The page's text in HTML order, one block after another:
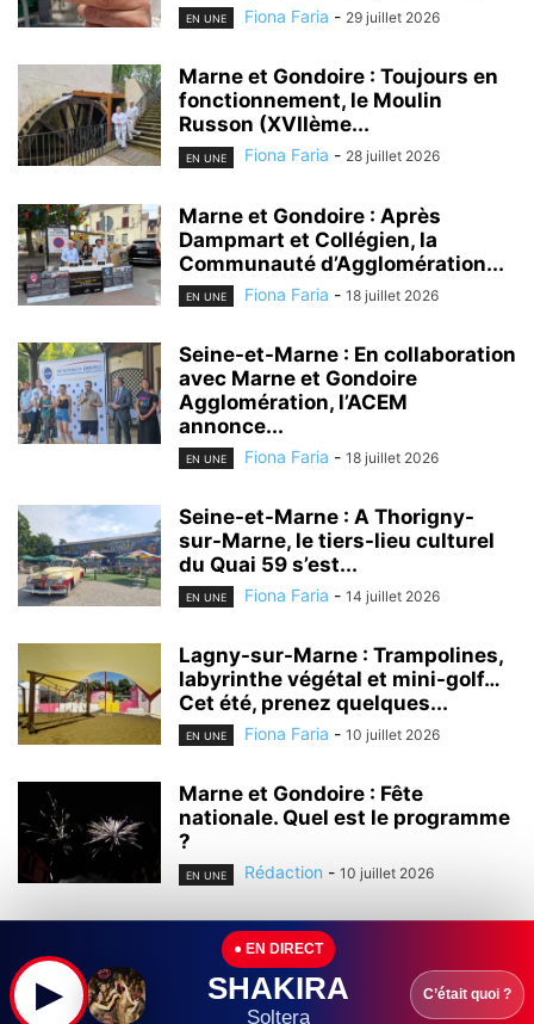
EN UNE Fiona Faria - 29 juillet 2026
Marne et Gondoire : Toujours en
fonctionnement, le Moulin
Russon (XVIIème...
EN UNE Fiona Faria - 28 juillet 2026
Marne et Gondoire : Après
Dampmart et Collégien, la
Communauté d’Agglomération...
EN UNE Fiona Faria - 18 juillet 2026
Seine-et-Marne : En collaboration
avec Marne et Gondoire
Agglomération, l’ACEM
annonce...
EN UNE Fiona Faria - 18 juillet 2026
Seine-et-Marne : A Thorigny-
sur-Marne, le tiers-lieu culturel
du Quai 59 s’est...
EN UNE Fiona Faria - 14 juillet 2026
Lagny-sur-Marne : Trampolines,
labyrinthe végétal et mini-golf…
Cet été, prenez quelques...
EN UNE Fiona Faria - 10 juillet 2026
Marne et Gondoire : Fête
nationale. Quel est le programme
?
EN UNE Rédaction - 10 juillet 2026
Seine-et-Marne : Le premier bal
des sapeurs-pompiers de Lagny-
sur-Marne se prépare...
Fiona Faria 7 juillet 2026
▶
● EN DIRECT
SHAKIRA
Soltera
C’était quoi ?